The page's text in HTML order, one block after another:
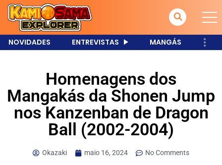
NOVIDADES ENTREVISTAS MANGÁS
Homenagens dos
Mangakás da Shonen Jump
nos Kanzenban de Dragon
Ball (2002-2004)
Okazaki maio 16, 2024 No Comments